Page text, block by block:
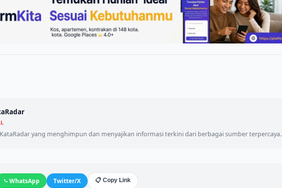
yang menghimpun dan menyajikan informasi terkini dari berbagai sumber terpercaya.
WhatsApp Twitter/X 📋 Copy Link